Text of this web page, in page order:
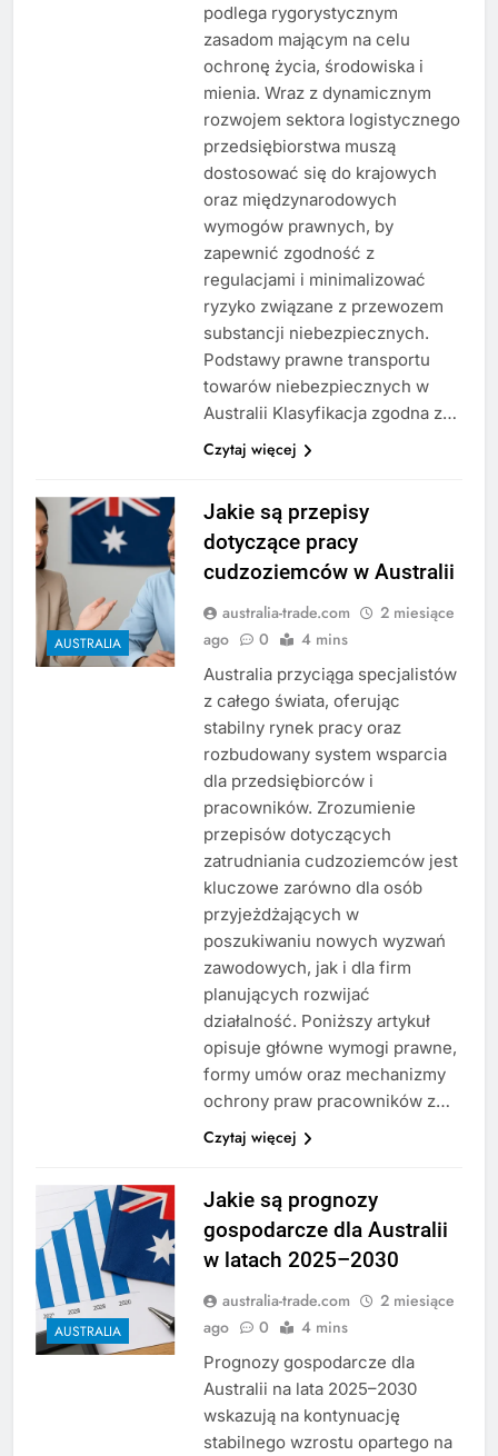
podlega rygorystycznym
zasadom mającym na celu
ochronę życia, środowiska i
mienia. Wraz z dynamicznym
rozwojem sektora logistycznego
przedsiębiorstwa muszą
dostosować się do krajowych
oraz międzynarodowych
wymogów prawnych, by
zapewnić zgodność z
regulacjami i minimalizować
ryzyko związane z przewozem
substancji niebezpiecznych.
Podstawy prawne transportu
towarów niebezpiecznych w
Australii Klasyfikacja zgodna z…
Czytaj więcej
AUSTRALIA
Jakie są przepisy
dotyczące pracy
cudzoziemców w Australii
australia-trade.com
2 miesiące
ago
0 4 mins
Australia przyciąga specjalistów
z całego świata, oferując
stabilny rynek pracy oraz
rozbudowany system wsparcia
dla przedsiębiorców i
pracowników. Zrozumienie
przepisów dotyczących
zatrudniania cudzoziemców jest
kluczowe zarówno dla osób
przyjeżdżających w
poszukiwaniu nowych wyzwań
zawodowych, jak i dla firm
planujących rozwijać
działalność. Poniższy artykuł
opisuje główne wymogi prawne,
formy umów oraz mechanizmy
ochrony praw pracowników z…
Czytaj więcej
AUSTRALIA
Jakie są prognozy
gospodarcze dla Australii
w latach 2025–2030
australia-trade.com
2 miesiące
ago
0 4 mins
Prognozy gospodarcze dla
Australii na lata 2025–2030
wskazują na kontynuację
stabilnego wzrostu opartego na